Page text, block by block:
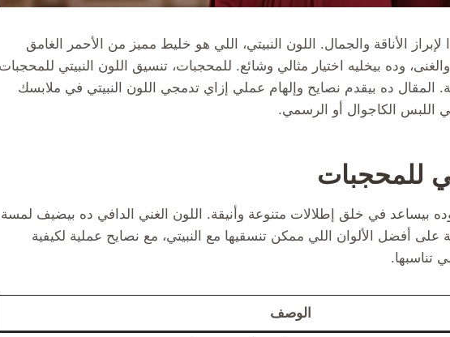
الأناقة والجمال. اللون النبيتي، اللي هو خليط مميز من الأحمر الغامق
وده بيخليه اختيار مثالي وشائع. للمحجبات، تنسيق اللون النبيتي للمحجبات
ده بيقدم نصايح وإلهام عملي إزاي تدمجي اللون النبيتي في ملابسك
اللبس الكاجوال أو الرسمي.
للمحجبات
وده بيساعد في خلق إطلالات متنوعة وأنيقة. اللون الغني الدافي ده بيضيف لمسة
أفضل الألوان اللي ممكن تنسقيها مع النبيتي، مع نصايح عملية لكيفية
تناسبها.
الوصف